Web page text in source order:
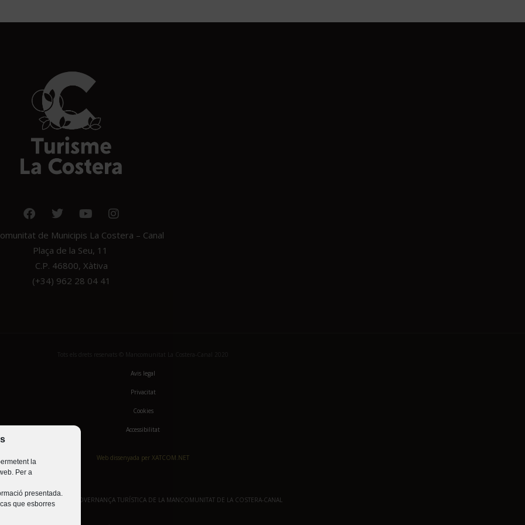
la
Per a
presentada.
que esborres
de Municipis La Costera – Canal
Plaça de la Seu, 11
C.P. 46800, Xàtiva
(+34) 962 28 04 41
Avis legal
Privacitat
Cookies
Accessibilitat
Web dissenyada per XATCOM.NET
PLA DE DINAMITZACIÓ I GOVERNANÇA TURÍSTICA DE LA MANCOMUNITAT DE LA COSTERA-CANAL